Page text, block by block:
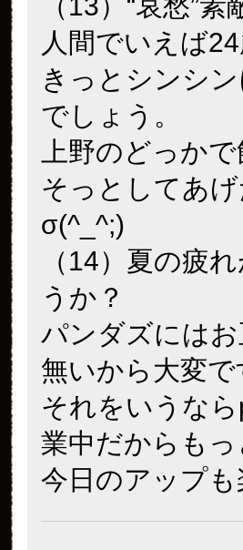
人間でいえば24
きっとシンシ
でしょう。
上野のどっか
そっとしてあ
σ(^_^;)
（14）夏の疲
うか？
パンダズには
無いから大変で
それをいうな
業中だからも
今日のアップ